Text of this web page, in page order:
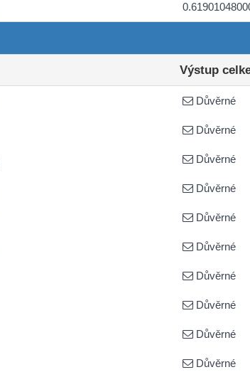
Výstup
Důvěrné
Důvěrné
Důvěrné
Důvěrné
Důvěrné
Důvěrné
Důvěrné
Důvěrné
Důvěrné
Důvěrné